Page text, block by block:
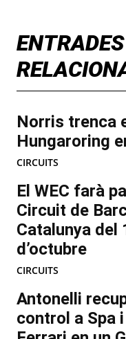
ENTRADES
Norris trenca
Hungaroring
CIRCUITS
El WEC farà
Circuit de
Catalunya del
d’octubre
CIRCUITS
Antonelli
control a Spa